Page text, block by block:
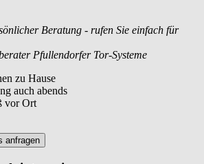
Beratung - rufen Sie einfach für
Pfullendorfer Tor-Systeme
zu Hause
auch abends
vor Ort
anfragen